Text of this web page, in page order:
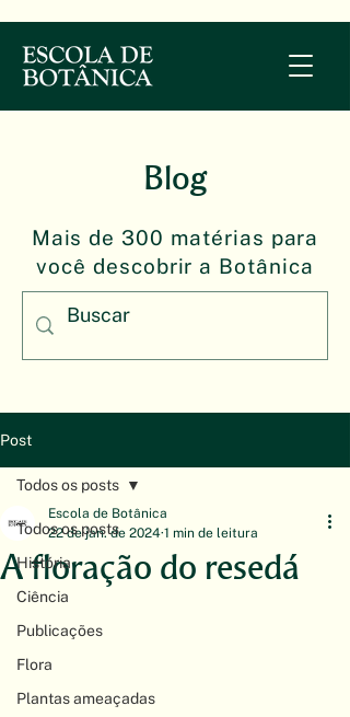
Blog
Mais de 300 matérias para
você descobrir a Botânica
Post
Todos os posts
História
Ciência
Publicações
Flora
Plantas ameaçadas
Todos os posts
A floração do resedá
Escola de Botânica
22 de jan. de 2024 1 min de leitura